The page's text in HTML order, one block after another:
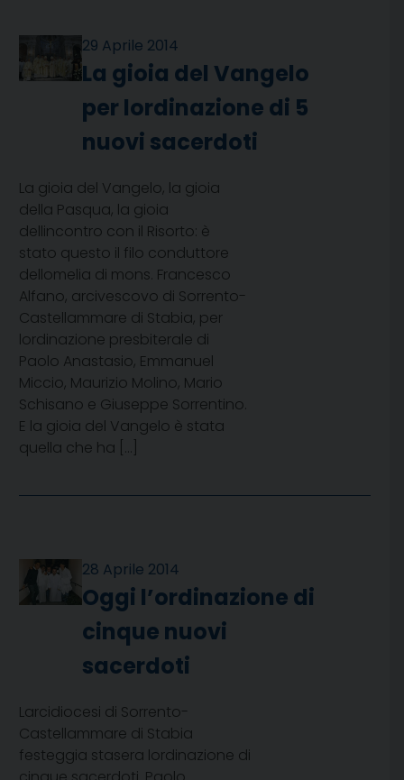
29 Aprile 2014
La gioia del Vangelo
per lordinazione di 5
nuovi sacerdoti
La gioia del Vangelo, la gioia
della Pasqua, la gioia
dellincontro con il Risorto: è
stato questo il filo conduttore
dellomelia di mons. Francesco
Alfano, arcivescovo di Sorrento-
Castellammare di Stabia, per
lordinazione presbiterale di
Paolo Anastasio, Emmanuel
Miccio, Maurizio Molino, Mario
Schisano e Giuseppe Sorrentino.
E la gioia del Vangelo è stata
quella che ha […]
28 Aprile 2014
Oggi l’ordinazione di
cinque nuovi
sacerdoti
Larcidiocesi di Sorrento-
Castellammare di Stabia
festeggia stasera lordinazione di